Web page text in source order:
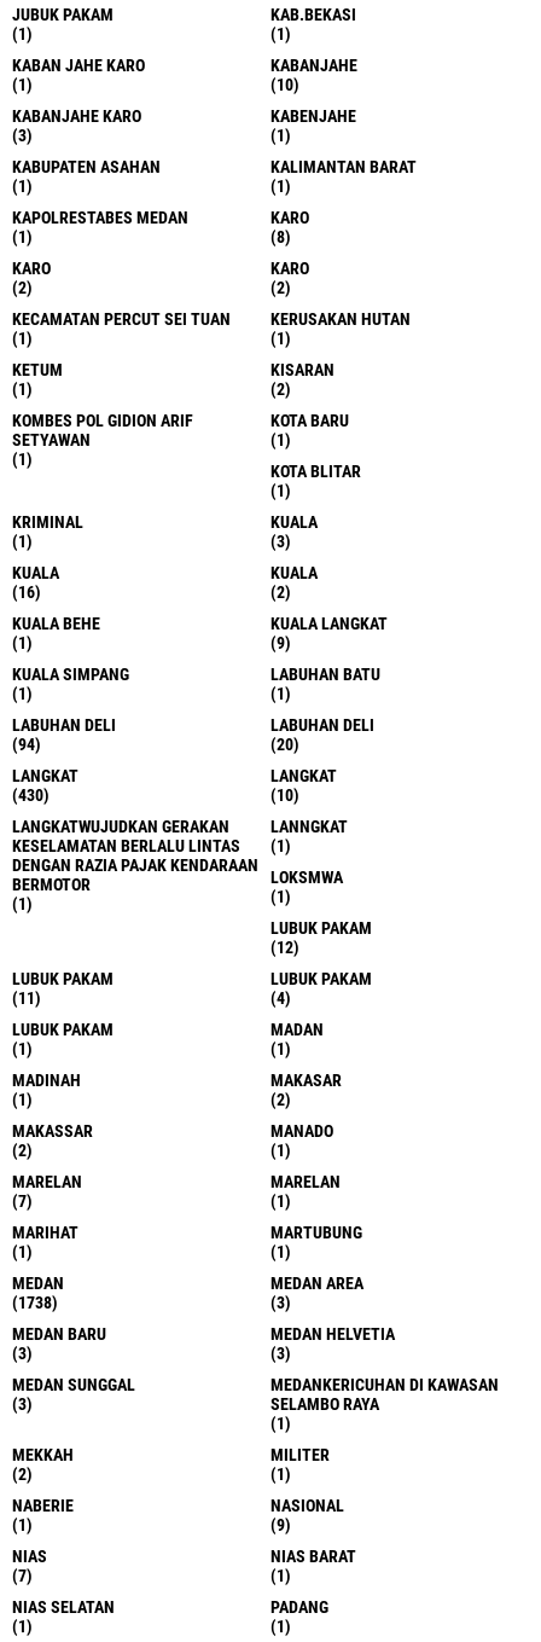
JUBUK PAKAM
(1)
KAB.BEKASI
(1)
KABAN JAHE KARO
(1)
KABANJAHE
(10)
KABANJAHE KARO
(3)
KABENJAHE
(1)
KABUPATEN ASAHAN
(1)
KALIMANTAN BARAT
(1)
KAPOLRESTABES MEDAN
(1)
KARO
(8)
KARO
(2)
KARO
(2)
KECAMATAN PERCUT SEI TUAN
(1)
KERUSAKAN HUTAN
(1)
KETUM
(1)
KISARAN
(2)
KOMBES POL GIDION ARIF
SETYAWAN
(1)
KOTA BARU
(1)
KOTA BLITAR
(1)
KRIMINAL
(1)
KUALA
(3)
KUALA
(16)
KUALA
(2)
KUALA BEHE
(1)
KUALA LANGKAT
(9)
KUALA SIMPANG
(1)
LABUHAN BATU
(1)
LABUHAN DELI
(94)
LABUHAN DELI
(20)
LANGKAT
(430)
LANGKAT
(10)
LANGKATWUJUDKAN GERAKAN
KESELAMATAN BERLALU LINTAS
DENGAN RAZIA PAJAK KENDARAAN
BERMOTOR
(1)
LANNGKAT
(1)
LOKSMWA
(1)
LUBUK PAKAM
(12)
LUBUK PAKAM
(11)
LUBUK PAKAM
(4)
LUBUK PAKAM
(1)
MADAN
(1)
MADINAH
(1)
MAKASAR
(2)
MAKASSAR
(2)
MANADO
(1)
MARELAN
(7)
MARELAN
(1)
MARIHAT
(1)
MARTUBUNG
(1)
MEDAN
(1738)
MEDAN AREA
(3)
MEDAN BARU
(3)
MEDAN HELVETIA
(3)
MEDAN SUNGGAL
(3)
MEDANKERICUHAN DI KAWASAN
SELAMBO RAYA
(1)
MEKKAH
(2)
MILITER
(1)
NABERIE
(1)
NASIONAL
(9)
NIAS
(7)
NIAS BARAT
(1)
NIAS SELATAN
(1)
PADANG
(1)